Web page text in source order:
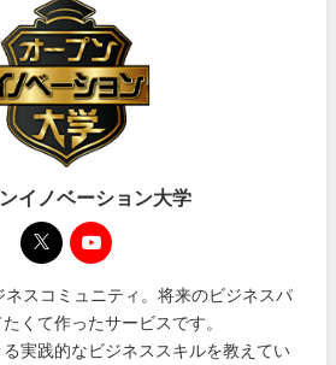
イノベーション大学
ネスコミュニティ。将来のビジネスパ
くて作ったサービスです。
実践的なビジネススキルを教えてい